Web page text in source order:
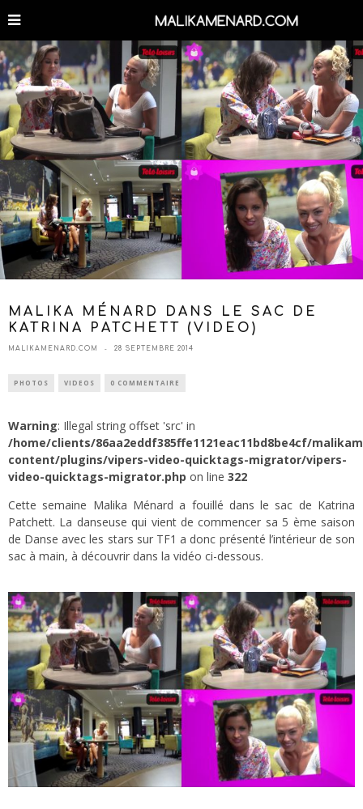
MALIKA MÉNARD DANS LE SAC DE
KATRINA PATCHETT (VIDEO)
MALIKAMENARD.COM 28 SEPTEMBRE 2014
PHOTOS VIDEOS 0 COMMENTAIRE
Warning: Illegal string offset 'src' in
/home/clients/86aa2eddf385ffe1121eac11bd8be4cf/
content/plugins/vipers-video-quicktags-migrator/vipers-
video-quicktags-migrator.php on line 322
Cette semaine Malika Ménard a fouillé dans le sac de Katrina
Patchett. La danseuse qui vient de commencer sa 5 ème saison
de Danse avec les stars sur TF1 a donc présenté l’intérieur de son
sac à main, à découvrir dans la vidéo ci-dessous.